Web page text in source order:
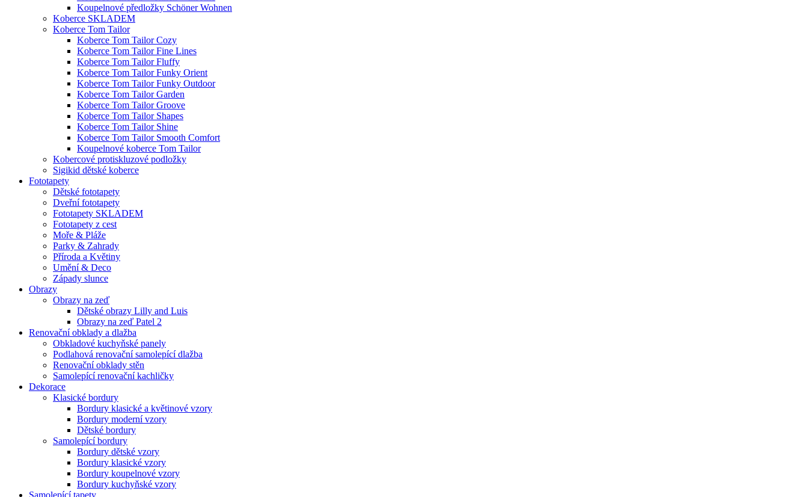
Koupelnové předložky Schöner Wohnen
Koberce SKLADEM
Koberce Tom Tailor
Koberce Tom Tailor Cozy
Koberce Tom Tailor Fine Lines
Koberce Tom Tailor Fluffy
Koberce Tom Tailor Funky Orient
Koberce Tom Tailor Funky Outdoor
Koberce Tom Tailor Garden
Koberce Tom Tailor Groove
Koberce Tom Tailor Shapes
Koberce Tom Tailor Shine
Koberce Tom Tailor Smooth Comfort
Koupelnové koberce Tom Tailor
Kobercové protiskluzové podložky
Sigikid dětské koberce
Fototapety
Dětské fototapety
Dveřní fototapety
Fototapety SKLADEM
Fototapety z cest
Moře & Pláže
Parky & Zahrady
Příroda a Květiny
Umění & Deco
Západy slunce
Obrazy
Obrazy na zeď
Dětské obrazy Lilly and Luis
Obrazy na zeď Patel 2
Renovační obklady a dlažba
Obkladové kuchyňské panely
Podlahová renovační samolepící dlažba
Renovační obklady stěn
Samolepící renovační kachličky
Dekorace
Klasické bordury
Bordury klasické a květinové vzory
Bordury moderní vzory
Dětské bordury
Samolepící bordury
Bordury dětské vzory
Bordury klasické vzory
Bordury koupelnové vzory
Bordury kuchyňské vzory
Samolepící tapety